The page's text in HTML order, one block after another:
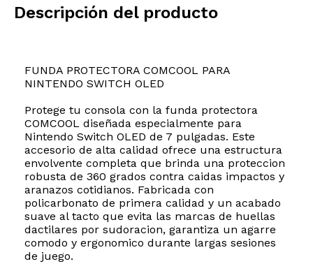
Descripción del producto
FUNDA PROTECTORA COMCOOL PARA
NINTENDO SWITCH OLED
Protege tu consola con la funda protectora
COMCOOL diseñada especialmente para
Nintendo Switch OLED de 7 pulgadas. Este
accesorio de alta calidad ofrece una estructura
envolvente completa que brinda una proteccion
robusta de 360 grados contra caidas impactos y
aranazos cotidianos. Fabricada con
policarbonato de primera calidad y un acabado
suave al tacto que evita las marcas de huellas
dactilares por sudoracion, garantiza un agarre
comodo y ergonomico durante largas sesiones
de juego.